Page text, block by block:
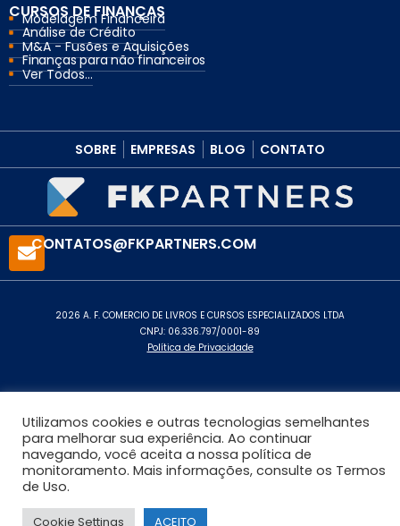
CURSOS DE FINANÇAS
Modelagem Financeira
Análise de Crédito
M&A - Fusões e Aquisições
Finanças para não financeiros
Ver Todos...
SOBRE EMPRESAS BLOG CONTATO
CONTATOS@FKPARTNERS.COM
2026 A. F. COMERCIO DE LIVROS E CURSOS ESPECIALIZADOS LTDA
CNPJ: 06.336.797/0001-89
Política de Privacidade
Utilizamos cookies e outras tecnologias semelhantes
para melhorar sua experiência. Ao continuar
navegando, você aceita a nossa política de
monitoramento. Mais informações, consulte os Termos
de Uso.
Cookie Settings ACEITO